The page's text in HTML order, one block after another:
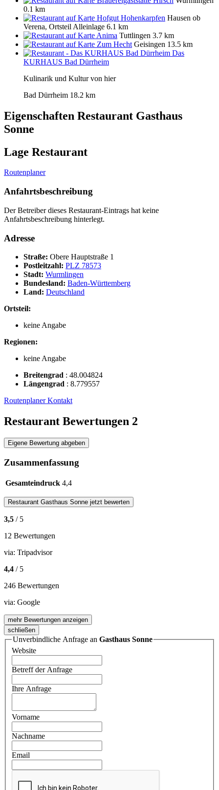
0.1 km
Hofgut Hohenkarpfen Hausen ob
Verena, Ortsteil Alleinlage 6.1 km
Anima Tuttlingen 3.7 km
Zum Hecht Geisingen 13.5 km
Das
KURHAUS Bad Dürrheim
Kulinarik und Kultur von hier
Bad Dürrheim 18.2 km
Eigenschaften Restaurant Gasthaus
Sonne
Lage Restaurant
Routenplaner
Anfahrtsbeschreibung
Der Betreiber dieses Restaurant-Eintrags hat keine
Anfahrtsbeschreibung hinterlegt.
Adresse
Straße: Obere Hauptstraße 1
Postleitzahl: PLZ 78573
Stadt: Wurmlingen
Bundesland: Baden-Württemberg
Land: Deutschland
Ortsteil:
keine Angabe
Regionen:
keine Angabe
Breitengrad : 48.004824
Längengrad : 8.779557
RoutenplanerKontakt
Restaurant Bewertungen 2
Eigene Bewertung abgeben
Zusammenfassung
Gesamteindruck 4,4
Restaurant Gasthaus Sonne jetzt bewerten
3,5 / 5
12 Bewertungen
via: Tripadvisor
4,4 / 5
246 Bewertungen
via: Google
mehr Bewertungen anzeigen
schließen
Unverbindliche Anfrage an Gasthaus Sonne
Website
Betreff der Anfrage
Ihre Anfrage
Vorname
Nachname
Email